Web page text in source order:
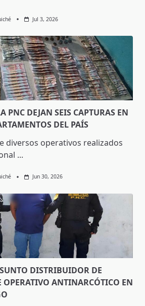
Jul 3, 2026
PNC DEJAN SEIS CAPTURAS EN
DEL PAÍS
diversos operativos realizados
...
Jun 30, 2026
DISTRIBUIDOR DE
OPERATIVO ANTINARCÓTICO EN